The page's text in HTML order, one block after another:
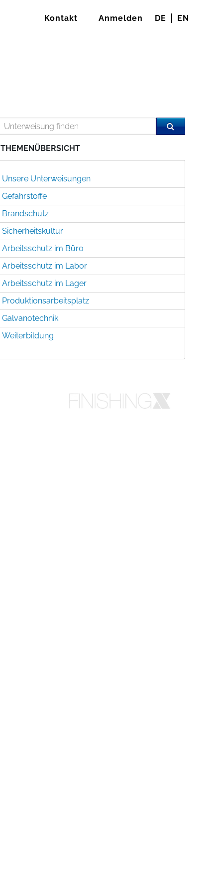
Kontakt Anmelden DE EN
THEMENÜBERSICHT
Unsere Unterweisungen
Gefahrstoffe
Brandschutz
Sicherheitskultur
Arbeitsschutz im Büro
Arbeitsschutz im Labor
Arbeitsschutz im Lager
Produktionsarbeitsplatz
Galvanotechnik
Weiterbildung